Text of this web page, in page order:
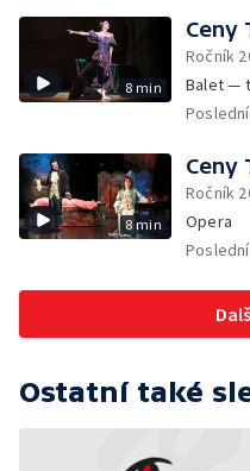
8 min
Ceny
Ročník
Balet —
8 min
Ceny
Ročník
Opera
Ostatní také